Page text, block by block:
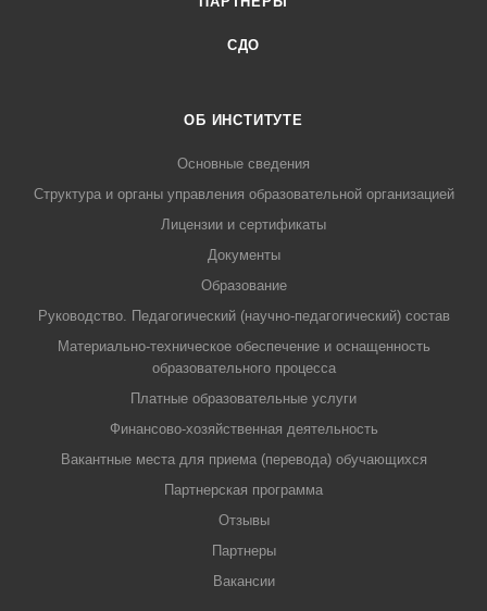
СДО
ОБ ИНСТИТУТЕ
Основные сведения
Структура и органы управления образовательной организацией
Лицензии и сертификаты
Документы
Образование
Руководство. Педагогический (научно-педагогический) состав
Материально-техническое обеспечение и оснащенность
образовательного процесса
Платные образовательные услуги
Финансово-хозяйственная деятельность
Вакантные места для приема (перевода) обучающихся
Партнерская программа
Отзывы
Партнеры
Вакансии